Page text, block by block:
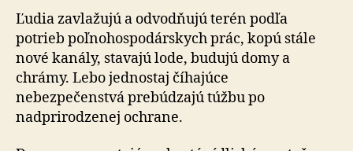
Ľudia zavlažujú a odvodňujú terén podľa
potrieb poľnohospodárskych prác, kopú stále
nové kanály, stavajú lode, budujú domy a
chrámy. Lebo jednostaj číhajúce
nebezpečenstvá prebúdzajú túžbu po
nadprirodzenej ochrane.